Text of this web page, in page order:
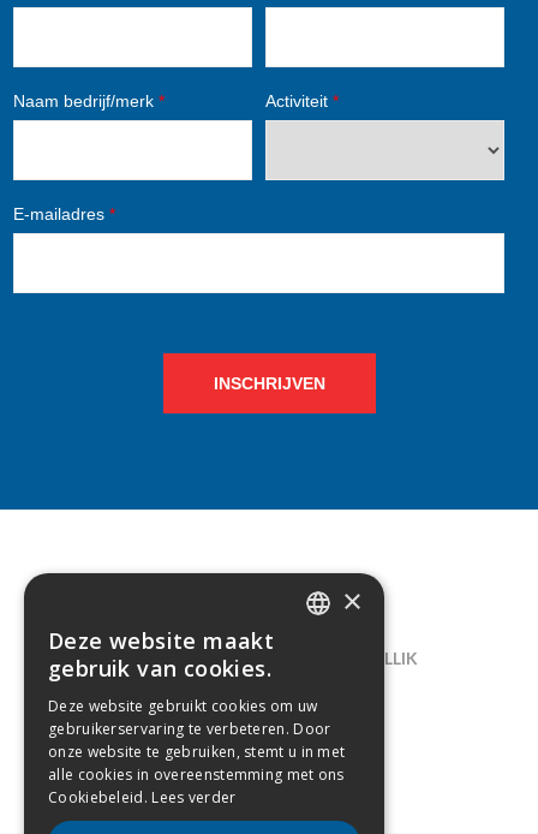
Naam bedrijf/merk * Activiteit *
E-mailadres *
INSCHRIJVEN
CONTACT
LELIEGAARDE 22, B-1731 ZELLIK
02/238.10.11
INFO@CREAMODA.BE
BE0407.694.265
×
Deze website maakt
gebruik van cookies.
Deze website gebruikt cookies om uw
gebruikerservaring te verbeteren. Door
onze website te gebruiken, stemt u in met
alle cookies in overeenstemming met ons
Cookiebeleid. Lees verder